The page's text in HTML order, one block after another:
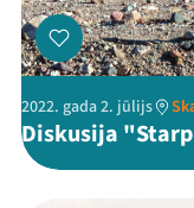
2022. gada 2. jūlijs
Diskusija